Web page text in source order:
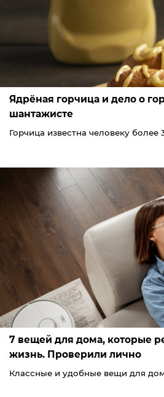
Ядрёная горчица и дело о
шантажисте
Горчица известна человеку более
7 вещей для дома, которые
жизнь. Проверили лично
Классные и удобные вещи для